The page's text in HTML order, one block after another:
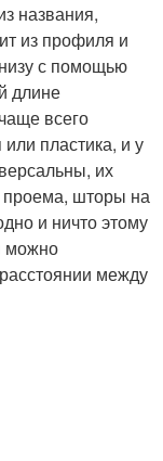
названия,
из профиля и
с помощью
длине
всего
пластика, и у
их
проема, шторы на
и ничто этому
можно
между